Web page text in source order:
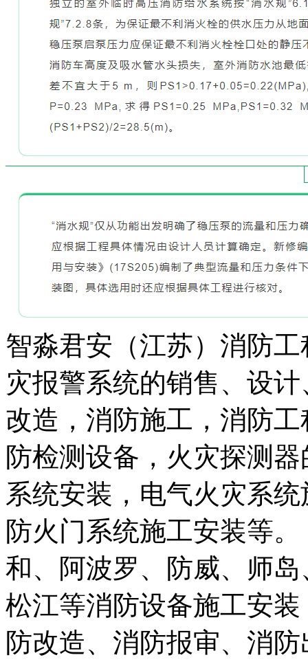
智淼君安（江苏）消防
灾报警系统的销售、设
改造，消防施工，消防
防检测设备，火灾探测
系统安装，电气火灾系
防火门系统施工安装等
和、阿波罗、防威、师
松江等消防设备施工安
防改造、消防报审、消